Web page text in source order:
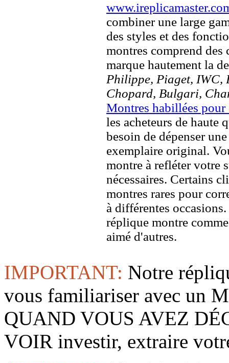
combiner une large
des styles et des
montres comprend des
marque hautement la
Philippe, Piaget, IWC,
Chopard, Bulgari,
Montres habillées pour
les acheteurs de haute
besoin de dépenser
exemplaire original.
montre à refléter votre
nécessaires. Certains
montres rares pour
à différentes
réplique montre
aimé d'autres.
IMPORTANT: Notre
vous familiariser avec un
QUAND VOUS AVEZ
VOIR investir, extraire